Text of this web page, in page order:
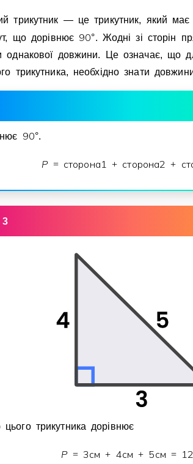
трикутник — це трикутник, який
що дорiвнює 90°. Жоднi зi сторiн
однакової довжини. Це означає, що
трикутника, необхiдно знати
90°.
P = сторона1 + сторона2 +
3
цього трикутника дорiвнює
P = 3см + 4см + 5см = 12